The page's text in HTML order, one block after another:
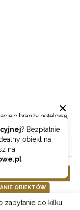
? Bezpłatnie
obiekt na
na
o branży hotelowej
OBIEKTÓW
zapytanie do kilku